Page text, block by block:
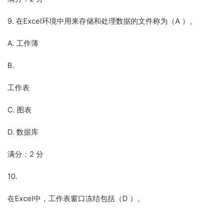
9. 在Excel环境中用来存储和处理数据的文件称为（A ）。
A. 工作薄
B.
工作表
C. 图表
D. 数据库
满分：2 分
10.
在Excel中，工作表窗口冻结包括（D ）。